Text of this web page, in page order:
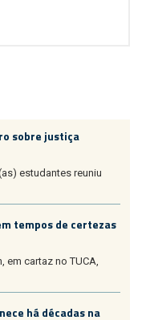
sobre justiça
estudantes reuniu
tempos de certezas
cartaz no TUCA,
há décadas na